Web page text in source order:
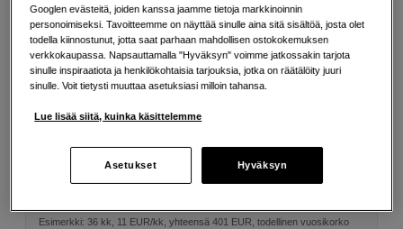
Ruskea Vihreä
299 EUR
Määrä
Lisää ostoskoriin
Esimerkki: 36 kk, 11 EUR/kk, yhteensä 401 EUR, todellinen vuosikorko
Googlen evästeitä, joiden kanssa jaamme tietoja markkinoinnin
personoimiseksi. Tavoitteemme on näyttää sinulle aina sitä sisältöä, josta olet
todella kiinnostunut, jotta saat parhaan mahdollisen ostokokemuksen
verkkokaupassa. Napsauttamalla "Hyväksyn" voimme jatkossakin tarjota
sinulle inspiraatiota ja henkilökohtaisia tarjouksia, jotka on räätälöity juuri
sinulle. Voit tietysti muuttaa asetuksiasi milloin tahansa.
Lue lisää siitä, kuinka käsittelemme
Asetukset Hyväksyn